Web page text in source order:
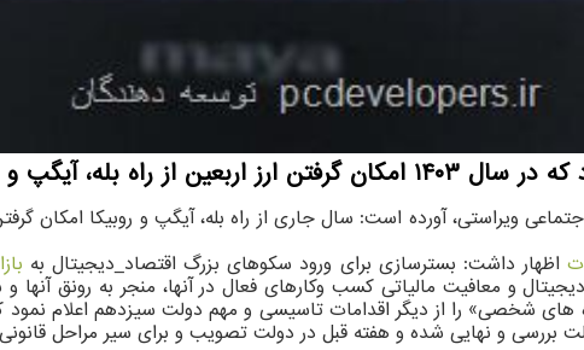
فراهم گشته است.
ویراستی، آورده است: سال جاری از راه بله، آیگپ و روبیکا امکان
اظهار داشت: بسترسازی برای ورود سکوهای بزرگ اقتصاد_دیجیتال به
و معافیت مالیاتی کسب وکارهای فعال در آنها، منجر به رونق
شخصی» را از دیگر اقدامات تاسیسی و مهم دولت سیزدهم اعلام نمود که
و نهایی شده و هفته قبل در دولت تصویب و برای سیر مراحل